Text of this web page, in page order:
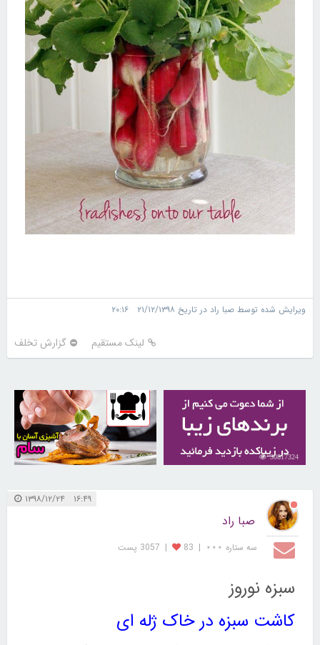
ویرایش شده توسط صبا راد در تاریخ ۲۱/۱۲/۱۳۹۸ ۲۰:۱۶
لینک مستقیم گزارش تخلف
30817324
30256192
۱۶:۴۹ ۱۳۹۸/۱۲/۲۴
صبا راد
سه ستاره ⋆⋆⋆ |
83
| 3057 پست
سبزه نوروز
کاشت سبزه در خاک ژله ای